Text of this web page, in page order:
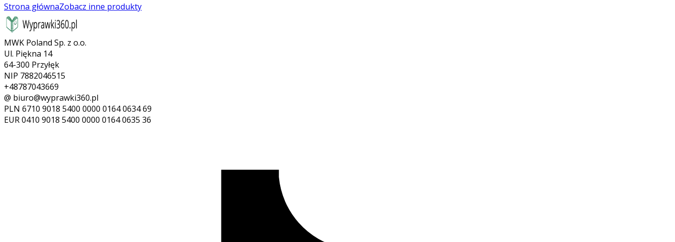
Strona głównaZobacz inne produkty
MWK Poland Sp. z o.o.
Ul. Piękna 14
64-300 Przyłęk
NIP 7882046515
+48787043669
@ biuro@wyprawki360.pl
PLN 6710 9018 5400 0000 0164 0634 69
EUR0410 9018 5400 0000 0164 0635 36